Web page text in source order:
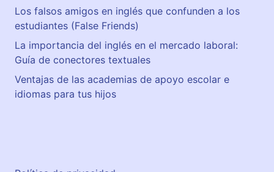
Los falsos amigos en inglés que confunden a los
estudiantes (False Friends)
La importancia del inglés en el mercado laboral:
Guía de conectores textuales
Ventajas de las academias de apoyo escolar e
idiomas para tus hijos